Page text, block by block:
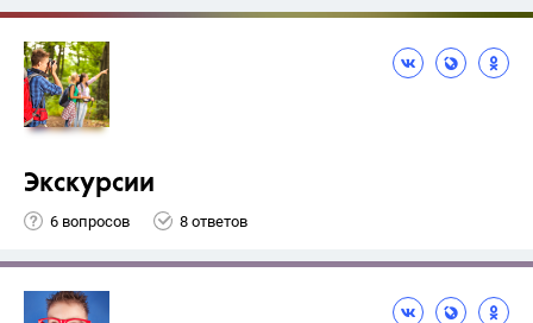
Экскурсии
6 вопросов 8 ответов